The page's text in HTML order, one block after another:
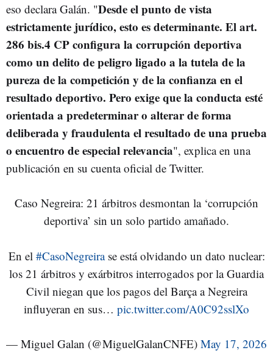
eso declara Galán. "Desde el punto de vista
estrictamente jurídico, esto es determinante. El art.
286 bis.4 CP configura la corrupción deportiva
como un delito de peligro ligado a la tutela de la
pureza de la competición y de la confianza en el
resultado deportivo. Pero exige que la conducta esté
orientada a predeterminar o alterar de forma
deliberada y fraudulenta el resultado de una prueba
o encuentro de especial relevancia", explica en una
publicación en su cuenta oficial de Twitter.
Caso Negreira: 21 árbitros desmontan la ‘corrupción
deportiva’ sin un solo partido amañado.
En el #CasoNegreirase está olvidando un dato nuclear:
los 21 árbitros y exárbitros interrogados por la Guardia
Civil niegan que los pagos del Barça a Negreira
influyeran en sus… pic.twitter.com/A0C92sslXo
— Miguel Galan (@MiguelGalanCNFE) May 17, 2026